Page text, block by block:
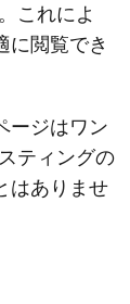
これによ
に閲覧でき
ージはワン
ティングの
はありませ